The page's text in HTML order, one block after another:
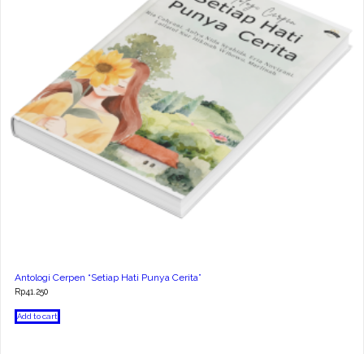
Antologi Cerpen “Setiap Hati Punya Cerita”
Rp41.250
Add to cart